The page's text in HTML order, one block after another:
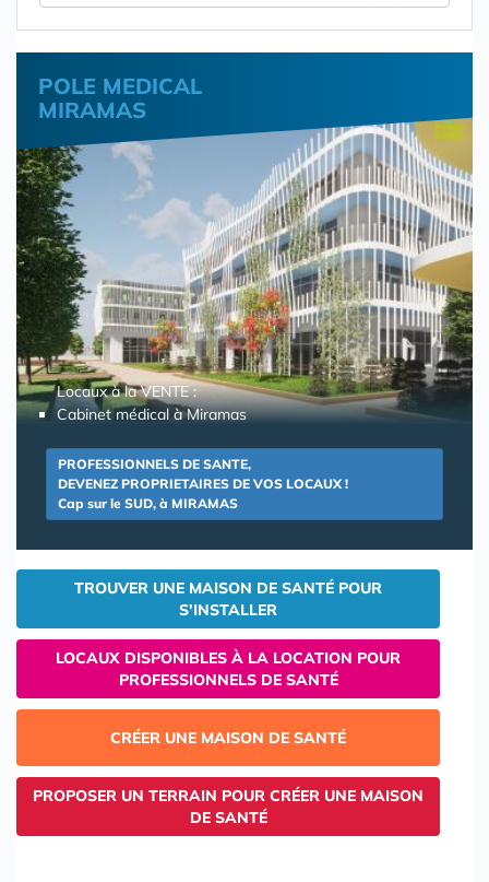
POLE MEDICAL
MIRAMAS
Locaux à la VENTE :
Cabinet médical à Miramas
PROFESSIONNELS DE SANTE,
DEVENEZ PROPRIETAIRES DE VOS LOCAUX !
Cap sur le SUD, à MIRAMAS
TROUVER UNE MAISON DE SANTÉ POUR
S'INSTALLER
LOCAUX DISPONIBLES À LA LOCATION POUR
PROFESSIONNELS DE SANTÉ
CRÉER UNE MAISON DE SANTÉ
PROPOSER UN TERRAIN POUR CRÉER UNE MAISON
DE SANTÉ